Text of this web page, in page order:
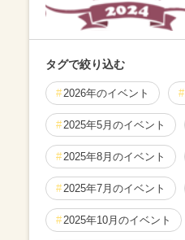
タグで絞り込む
2026年のイベント
2025年5月のイベント
2025年8月のイベント
2025年7月のイベント
2025年10月のイベント